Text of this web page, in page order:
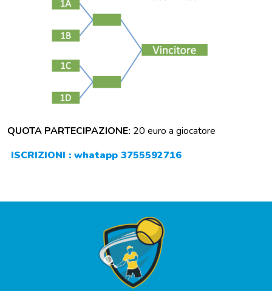
QUOTA PARTECIPAZIONE: 20 euro a giocatore
ISCRIZIONI : whatapp 3755592716